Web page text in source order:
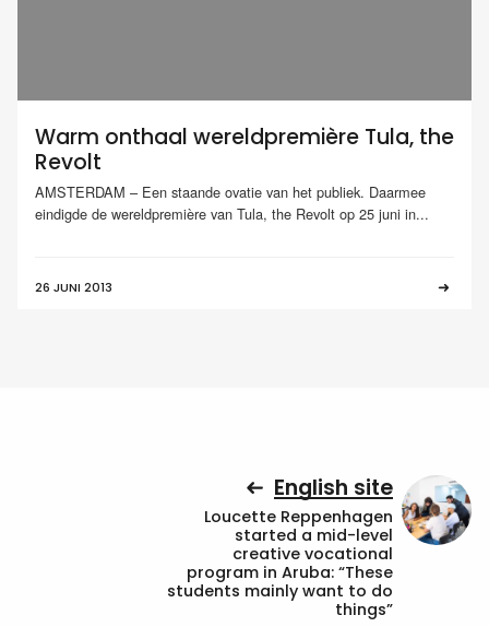
Warm onthaal wereldpremière Tula, the
Revolt
AMSTERDAM – Een staande ovatie van het publiek. Daarmee
eindigde de wereldpremière van Tula, the Revolt op 25 juni in...
26 JUNI 2013
English site
Loucette Reppenhagen
started a mid-level
creative vocational
program in Aruba: “These
students mainly want to do
things”